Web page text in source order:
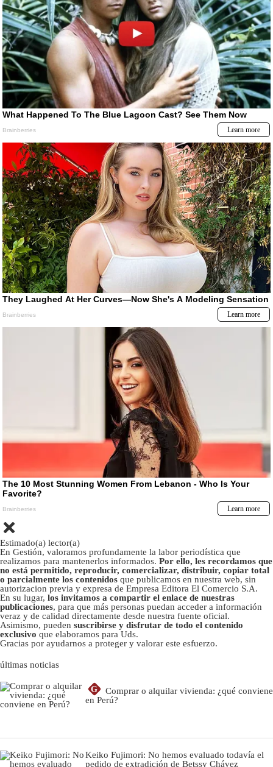
Estimado(a) lector(a)
En Gestión, valoramos profundamente la labor periodística que
realizamos para mantenerlos informados. Por ello, les recordamos que
no está permitido, reproducir, comercializar, distribuir, copiar total
o parcialmente los contenidos que publicamos en nuestra web, sin
autorizacion previa y expresa de Empresa Editora El Comercio S.A.
En su lugar, los invitamos a compartir el enlace de nuestras
publicaciones, para que más personas puedan acceder a información
veraz y de calidad directamente desde nuestra fuente oficial.
Asimismo, pueden suscribirse y disfrutar de todo el contenido
exclusivo que elaboramos para Uds.
Gracias por ayudarnos a proteger y valorar este esfuerzo.
últimas noticias
G
Comprar o alquilar vivienda: ¿qué conviene
en Perú?
Keiko Fujimori: No hemos evaluado todavía el
pedido de extradición de Betssy Chávez